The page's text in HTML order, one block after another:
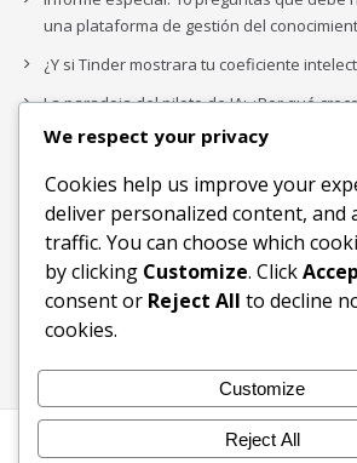
una plataforma de gestión del
¿Y si Tinder mostrara tu coeficiente
La paradoja del piloto de IA: ¿Por qué
complejidad de la IA empresarial?
Los organigramas de marketing se
IA acaba de dejarlos obsoletos.
Buscar
Buscar
Inicio Blog Bloques
We respect your privacy
Cookies help us improve your
deliver personalized content, and
traffic. You can choose which
by clicking Customize. Click
consent or Reject All to decline
cookies.
Customize
Reject All